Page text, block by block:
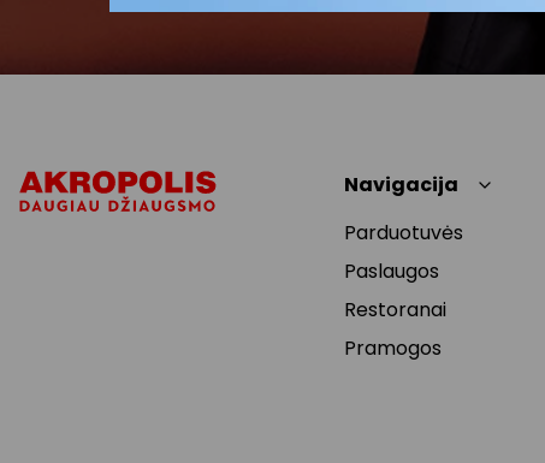
Navigacija
Parduotuvės
Paslaugos
Restoranai
Pramogos